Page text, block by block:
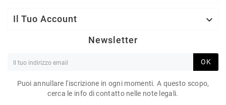
Il Tuo Account 
Newsletter
OK
Puoi annullare l'iscrizione in ogni momenti. A questo scopo,
cerca le info di contatto nelle note legali.